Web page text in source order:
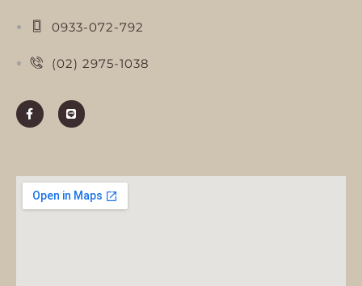
0933-072-792
(02) 2975-1038